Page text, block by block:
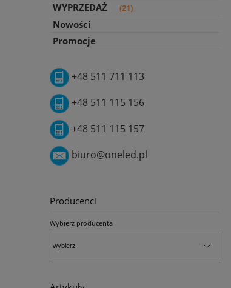
WYPRZEDAŻ (21)
Nowości
Promocje
+48 511 711 113
+48 511 115 156
+48 511 115 157
biuro@oneled.pl
Producenci
Wybierz producenta